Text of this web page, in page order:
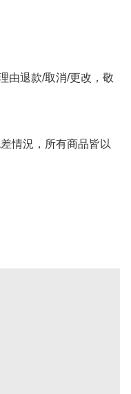
由退款/取消/更改，敬
情況，所有商品皆以